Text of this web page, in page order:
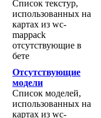
Список текстур,
использованных на
картах из wc-
mappack
отсутствующие в
бете
Отсутствующие
модели
Список моделей,
использованных на
картах из wc-